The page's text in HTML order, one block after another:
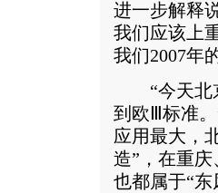
进一步解释
我们应该上
我们2007年
“今天北京
到欧Ⅲ标准
应用最大，
造”，在重
也都属于“